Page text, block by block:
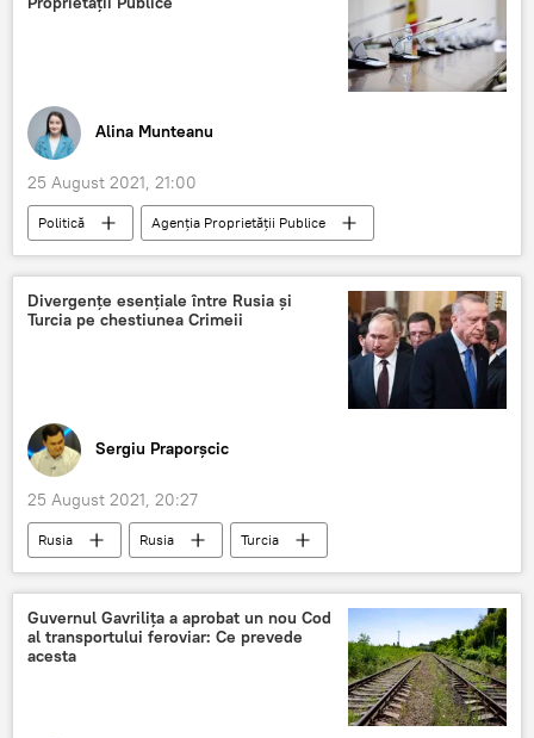
Alina Munteanu
25 August 2021, 21:00
Politică Agenția Proprietății Publice
Divergențe esențiale între Rusia și
Turcia pe chestiunea Crimeii
Sergiu Praporșcic
25 August 2021, 20:27
Rusia Rusia
Turcia
divergențe
Guvernul Gavrilița a aprobat un nou Cod
al transportului feroviar: Ce prevede
acesta